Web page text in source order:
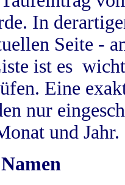
In
Seite -
ist es
Eine
nur
und Jahr.